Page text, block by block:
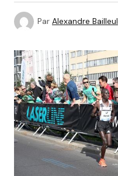
Par Alexandre Bailleul